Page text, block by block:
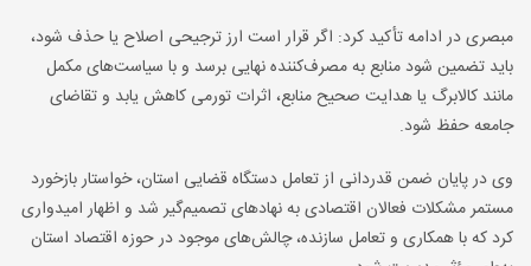
مبصری در ادامه تأکید کرد: اگر قرار است ارز ترجیحی اصلاح یا حذف شود،
باید تضمین شود منابع به مصرف‌کننده نهایی برسد و با سیاست‌های مکمل
مانند کالابرگ یا هدایت صحیح منابع، اثرات تورمی کاهش یابد و تقاضای
جامعه حفظ شود.
وی در پایان ضمن قدردانی از تعامل دستگاه قضایی استان، خواستار بازخورد
مستمر مشکلات فعالان اقتصادی به نهادهای تصمیم‌گیر شد و اظهار امیدواری
کرد که با همکاری و تعامل سازنده، چالش‌های موجود در حوزه اقتصاد استان